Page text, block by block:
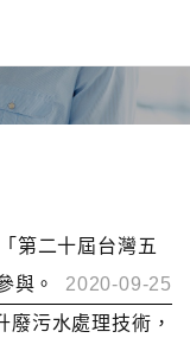
第二十屆台灣五
與。
2020-09-25
污水處理技術，